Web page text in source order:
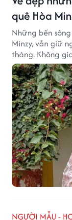
quê Hòa
Những bến
Minzy, vẫn giữ
tháng. Không
tạo nên một
NGƯỜI MẪU -